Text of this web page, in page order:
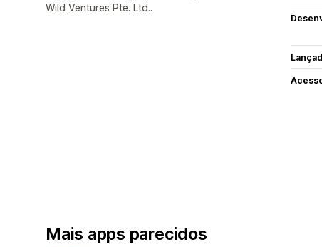
Wild Ventures Pte. Ltd..
Mais apps parecidos